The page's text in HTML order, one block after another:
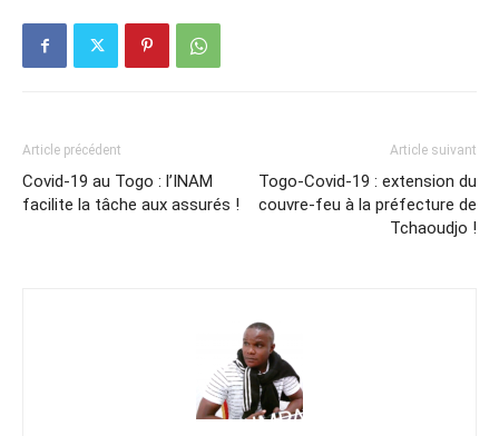
Article précédent
Covid-19 au Togo : l’INAM
facilite la tâche aux assurés !
Article suivant
Togo-Covid-19 : extension du
couvre-feu à la préfecture de
Tchaoudjo !